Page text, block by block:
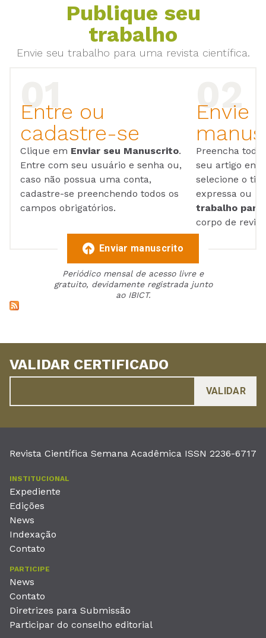
Publique seu
trabalho
Envie seu trabalho para uma revista científica.
Entre ou
cadastre-se
Clique em Enviar seu Manuscrito.
Entre com seu usuário e senha ou,
caso não possua uma conta,
cadastre-se preenchendo todos os
campos obrigatórios.
Envie
Preencha
seu artigo em
selecione o
expressa ou
trabalho para
corpo de
Enviar manuscrito
Periódico mensal de acesso livre e
gratuito, devidamente registrada junto
ao IBICT.
VALIDAR CERTIFICADO
Revista Científica Semana Acadêmica ISSN 2236-6717
INSTITUCIONAL
Expediente
Edições
News
Indexação
Contato
PARTICIPE
News
Contato
Diretrizes para Submissão
Participar do conselho editorial